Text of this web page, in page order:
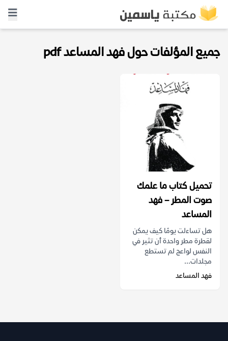
جميع المؤلفات حول فهد المساعد pdf
تحميل كتاب ما علمك
صوت المطر – فهد
المساعد
هل تساءلت يومًا كيف يمكن
لقطرة مطر واحدة أن تثير في
النفس لواعج لم تستطع
مجلدات...
فهد المساعد